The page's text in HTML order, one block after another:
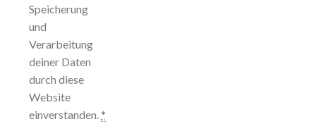
Speicherung
und
Verarbeitung
deiner Daten
durch diese
Website
einverstanden. *